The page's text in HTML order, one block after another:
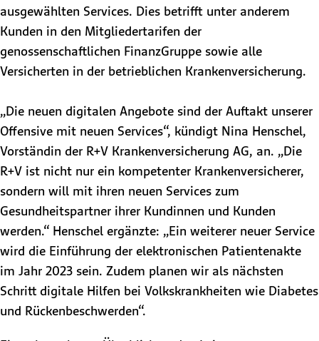
ausgewählten Services. Dies betrifft unter anderem
Kunden in den Mitgliedertarifen der
genossenschaftlichen FinanzGruppe sowie alle
Versicherten in der betrieblichen Krankenversicherung.
„Die neuen digitalen Angebote sind der Auftakt unserer
Offensive mit neuen Services“, kündigt Nina Henschel,
Vorständin der R+V Krankenversicherung AG, an. „Die
R+V ist nicht nur ein kompetenter Krankenversicherer,
sondern will mit ihren neuen Services zum
Gesundheitspartner ihrer Kundinnen und Kunden
werden.“ Henschel ergänzte: „Ein weiterer neuer Service
wird die Einführung der elektronischen Patientenakte
im Jahr 2023 sein. Zudem planen wir als nächsten
Schritt digitale Hilfen bei Volkskrankheiten wie Diabetes
und Rückenbeschwerden“.